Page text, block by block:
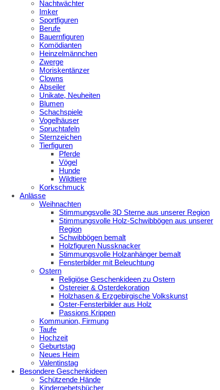
Nachtwächter
Imker
Sportfiguren
Berufe
Bauernfiguren
Komödianten
Heinzelmännchen
Zwerge
Moriskentänzer
Clowns
Abseiler
Unikate, Neuheiten
Blumen
Schachspiele
Vogelhäuser
Spruchtafeln
Sternzeichen
Tierfiguren
Pferde
Vögel
Hunde
Wildtiere
Korkschmuck
Anlässe
Weihnachten
Stimmungsvolle 3D Sterne aus unserer Region
Stimmungsvolle Holz-Schwibbögen aus unserer
Region
Schwibbögen bemalt
Holzfiguren Nussknacker
Stimmungsvolle Holzanhänger bemalt
Fensterbilder mit Beleuchtung
Ostern
Religiöse Geschenkideen zu Ostern
Ostereier & Osterdekoration
Holzhasen & Erzgebirgische Volkskunst
Oster-Fensterbilder aus Holz
Passions Krippen
Kommunion, Firmung
Taufe
Hochzeit
Geburtstag
Neues Heim
Valentinstag
Besondere Geschenkideen
Schützende Hände
Kindergebetsbücher